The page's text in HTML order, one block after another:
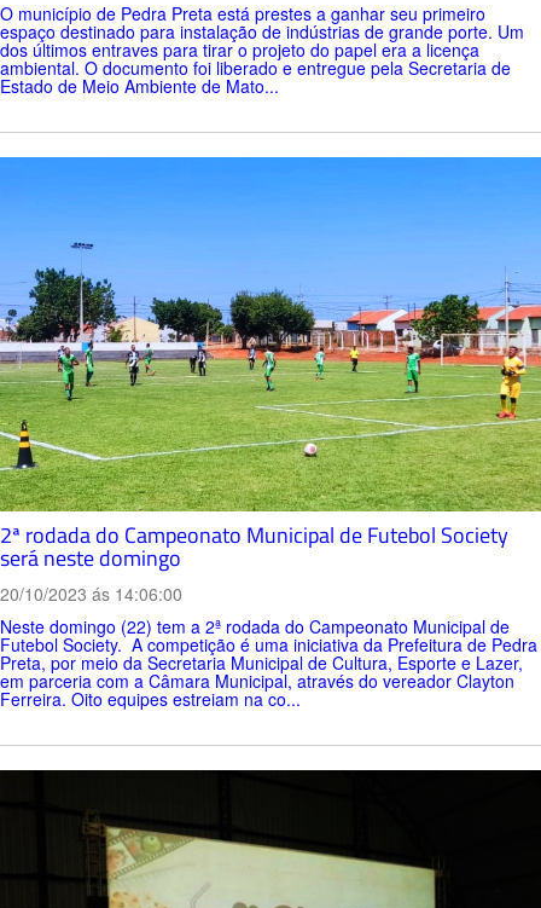
O município de Pedra Preta está prestes a ganhar seu primeiro
espaço destinado para instalação de indústrias de grande porte. Um
dos últimos entraves para tirar o projeto do papel era a licença
ambiental. O documento foi liberado e entregue pela Secretaria de
Estado de Meio Ambiente de Mato...
2ª rodada do Campeonato Municipal de Futebol Society
será neste domingo
20/10/2023 ás 14:06:00
Neste domingo (22) tem a 2ª rodada do Campeonato Municipal de
Futebol Society. A competição é uma iniciativa da Prefeitura de Pedra
Preta, por meio da Secretaria Municipal de Cultura, Esporte e Lazer,
em parceria com a Câmara Municipal, através do vereador Clayton
Ferreira. Oito equipes estreiam na co...